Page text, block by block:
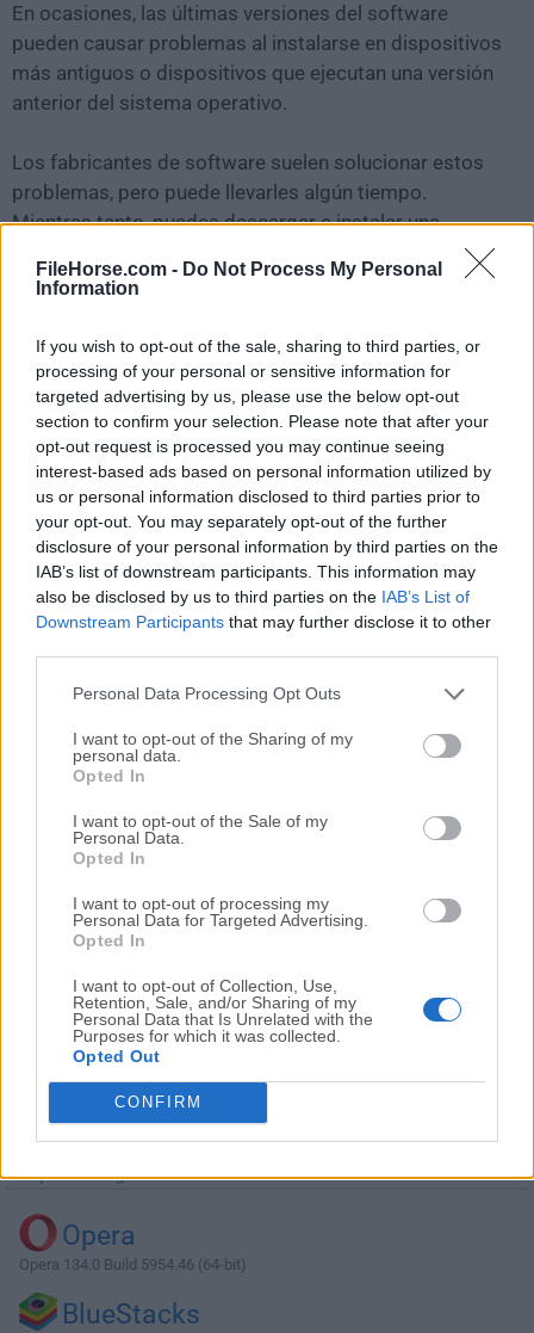
FileHorse.com - Do Not Process My Personal
Information
If you wish to opt-out of the sale, sharing to third parties, or
processing of your personal or sensitive information for
targeted advertising by us, please use the below opt-out
section to confirm your selection. Please note that after your
opt-out request is processed you may continue seeing
interest-based ads based on personal information utilized by
us or personal information disclosed to third parties prior to
your opt-out. You may separately opt-out of the further
disclosure of your personal information by third parties on the
IAB’s list of downstream participants. This information may
also be disclosed by us to third parties on the IAB’s List of
Downstream Participants that may further disclose it to other
Personal Data Processing Opt Outs
I want to opt-out of the Sharing of my
personal data.
Opted In
I want to opt-out of the Sale of my
Personal Data.
Opted In
I want to opt-out of processing my
Personal Data for Targeted Advertising.
Opted In
I want to opt-out of Collection, Use,
Retention, Sale, and/or Sharing of my
Personal Data that Is Unrelated with the
Purposes for which it was collected.
Opted Out
CONFIRM
En ocasiones, las últimas versiones del software
pueden causar problemas al instalarse en dispositivos
más antiguos o dispositivos que ejecutan una versión
anterior del sistema operativo.
Los fabricantes de software suelen solucionar estos
problemas, pero puede llevarles algún tiempo.
Mientras tanto, puedes descargar e instalar una
reciente de Adlice Diago leer nuestra reseña,
simplemente hazclic aquí .
Todas las versiones antiguas distribuidas en nuestro
sitio web son completamente libres de virus y están
disponibles para su descarga sin costo alguno.
Nos encantaría saber de ti
Si tienes alguna pregunta o idea que desees compartir
Descargar Adlice Diag 3.0.0
¿Por qué se publica esta aplicación en Filehorse? (
información)
Top Descargas
Opera
Opera 134.0 Build 5954.46 (64-bit)
BlueStacks